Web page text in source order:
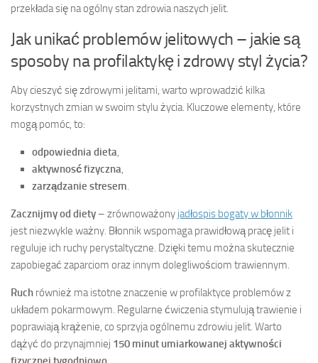
przekłada się na ogólny stan zdrowia naszych jelit.
Jak unikać problemów jelitowych – jakie są
sposoby na profilaktykę i zdrowy styl życia?
Aby cieszyć się zdrowymi jelitami, warto wprowadzić kilka
korzystnych zmian w swoim stylu życia. Kluczowe elementy, które
mogą pomóc, to:
odpowiednia dieta,
aktywnosć fizyczna,
zarządzanie stresem.
Zacznijmy od diety – zrównoważony jadłospis bogaty w błonnik
jest niezwykle ważny. Błonnik wspomaga prawidłową pracę jelit i
reguluje ich ruchy perystaltyczne. Dzięki temu można skutecznie
zapobiegać zaparciom oraz innym dolegliwościom trawiennym.
Ruch również ma istotne znaczenie w profilaktyce problemów z
układem pokarmowym. Regularne ćwiczenia stymulują trawienie i
poprawiają krążenie, co sprzyja ogólnemu zdrowiu jelit. Warto
dążyć do przynajmniej 150 minut umiarkowanej aktywności